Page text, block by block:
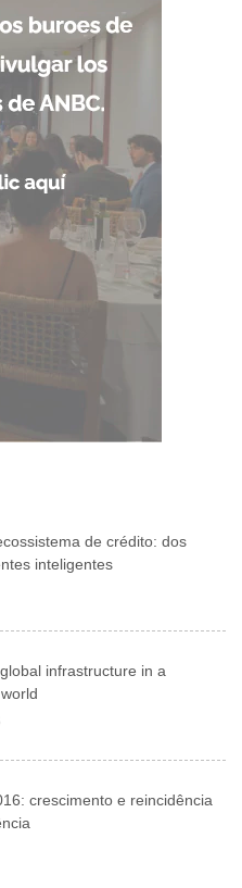
de crédito: dos
inteligentes
infrastructure in a
crescimento e reincidência